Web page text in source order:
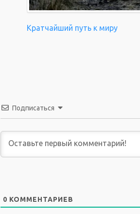
Кратчайший путь к миру
Подписаться
0 КОММЕНТАРИЕВ